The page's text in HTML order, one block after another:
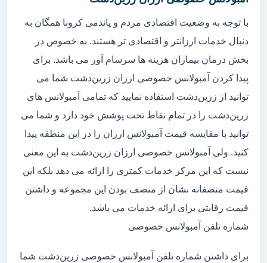
با توجه به وضعیت اقتصادی مردم و پاندمی کرونا همگان به
دنبال خدمات ارزانتر و اقتصادی تر هستند. به خصوص در
بخش درمان بیماران هزینه ها سرسام آور می باشد. برای
پیدا کردن آمبولانس خصوصی ارزان زرین‌دشت شما می
توانید از زرین‌دشت استفاده نمایید که تمامی آمبولانس های
زرین‌دشت را در تمام نقاط تحت پوشش خود دارد و شما می
توانید با مقایسه قیمت آمبولانس ارزان را در این منطقه پیدا
کنید. ولی آمبولانس خصوصی ارزان زرین‌دشت به این معنی
نیست که این مرکز خدمات کمتری را ارائه می دهد بلکه این
قیمت منصفانه نشان از منصف بودن این مجموعه و داشتن
قیمت رقابتی برای ارائه خدمات می باشد.
شماره تلفن آمبولانس خصوصی
برای داشتن شماره تلفن آمبولانس خصوصی زرین‌دشت شما